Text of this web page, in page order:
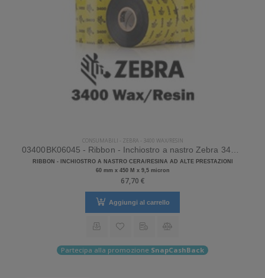
CONSUMABILI - ZEBRA - 3400 WAX/RESIN
03400BK06045 - Ribbon - Inchiostro a nastro Zebra 3400 Wax/Resin
RIBBON - INCHIOSTRO A NASTRO CERA/RESINA AD ALTE PRESTAZIONI
60 mm x 450 M x 9,5 micron
67,70 €
Aggiungi al carrello
Partecipa alla promozione SnapCashBack